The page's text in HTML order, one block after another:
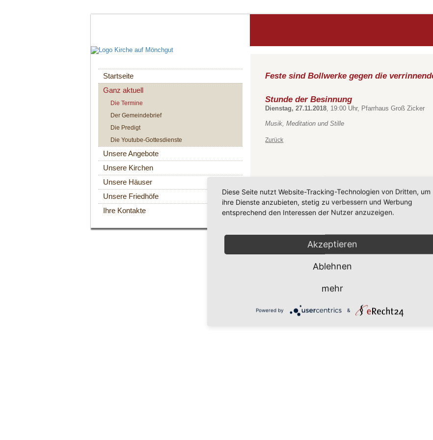
Feste sind Bollwerke gegen die
Stunde der Besinnung
Dienstag, 27.11.2018, 19:00 Uhr, Pfarrhaus Groß Zicker
Musik, Meditation und Stille
Zurück
Navigation
überspringen
Startseite
Ganz aktuell
Die Termine
Der Gemeindebrief
Die Predigt
Die Youtube-Gottesdienste
Unsere Angebote
Unsere Kirchen
Unsere Häuser
Unsere Friedhöfe
Ihre Kontakte
Mönchgut 2026 |Impressum|
Diese Seite nutzt Website-Tracking-Technologien von Dritten, um
ihre Dienste anzubieten, stetig zu verbessern und Werbung
entsprechend den Interessen der Nutzer anzuzeigen.
Akzeptieren
Ablehnen
mehr
Powered by &